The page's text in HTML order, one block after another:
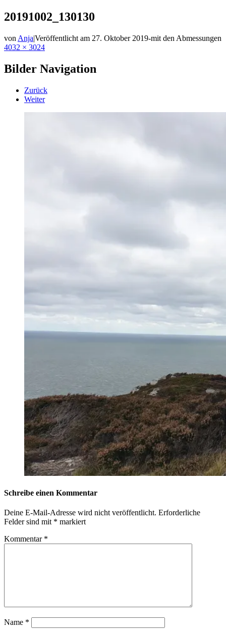
20191002_130130
von Anja|Veröffentlicht am 27. Oktober 2019-mit den Abmessungen
4032 × 3024
Bilder Navigation
Zurück
Weiter
Schreibe einen Kommentar
Deine E-Mail-Adresse wird nicht veröffentlicht. Erforderliche
Felder sind mit * markiert
Kommentar *
Name *